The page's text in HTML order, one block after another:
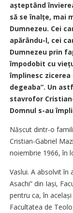
așteptând
să se înalțe, mai
Dumnezeu. Cei
apărându-l, cei
Dumnezeu prin
împodobit cu
împlinesc zicerea
degeaba”. Un
stavrofor
Domnul s-au
Născut dintr-o
Cris­tian-Gabriel
noiembrie 1966, în
Vaslui. A absolvit în
Asa­chi” din Iași,
pentru ca, în
Facultatea de